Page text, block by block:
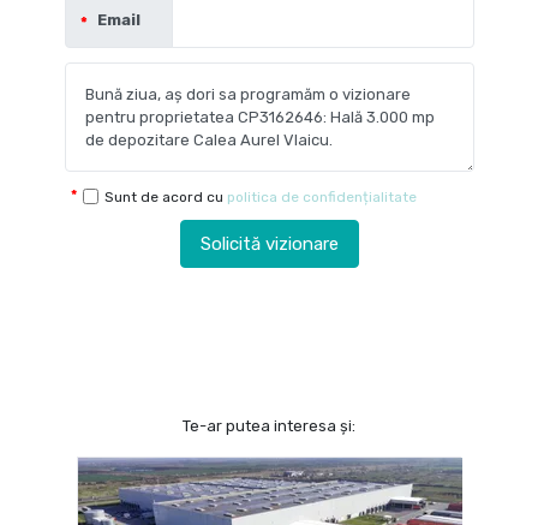
Email
Sunt de acord cu politica de confidențialitate
Solicită vizionare
Te-ar putea interesa și: